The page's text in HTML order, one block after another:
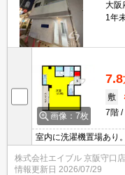
大阪
1年
画像：7枚
7.8
敷
7階
室内に洗濯機置場あり
ロア3戸。エレベータ
株式会社エイブル 京阪守口店
情報更新日 2026/07/29